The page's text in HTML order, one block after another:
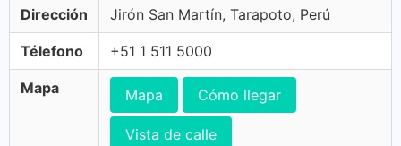
Dirección Jirón San Martín, Tarapoto, Perú
Télefono +51 1 511 5000
Mapa Mapa Cómo llegar
Vista de calle